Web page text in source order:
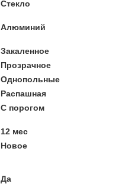
Стекло
Алюминий
Закаленное
Прозрачное
Однопольные
Распашная
С порогом
12 мес
Новое
Да